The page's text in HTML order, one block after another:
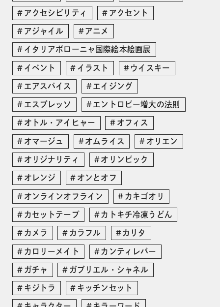
アクセシビリティ アクセント
アジャイル アニメ
イタリアボローニャ国際絵本絵画展
イベント イラスト ウイスキー
エアスパイス エイジング
エスプレッソ エントロピー増大の法則
オトル・アイヒャー オフィス
オマージュ オムライス オリエン
オリジナリティ オリンピック
オレンジ オンとオフ
オンラインオフライン カキゴオリ
カセットテープ カトキチ冷凍うどん
カメラ カラフル カリタ
カロリーメイト カンティレバー
ガチャ ガブリエル・シャネル
キジトラ キッチンセット